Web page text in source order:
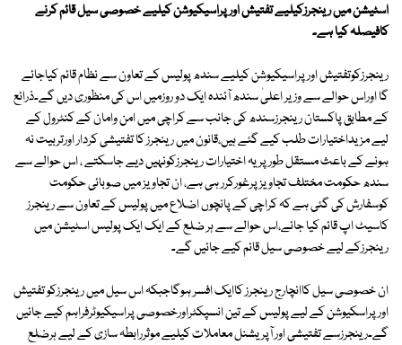
اسٹیشن میں رینجرزکیلیے تفتیش اورپراسیکیوشن کیلیے خصوصی سیل قائم کرنے
کافیصلہ کیا ہے۔
رینجرزکوتفتیش اور پراسیکیوشن کیلیے سندھ پولیس کے تعاون سے نظام قائم کیاجائے
گا اوراس حوالے سے وزیر اعلیٰ سندھ آئندہ ایک دو روزمیں اس کی منظوری دیں گے۔ذرائع
کے مطابق پاکستان رینجرزسندھ کی جانب سے کراچی میں امن وامان کے کنٹرول کے
لیے مزیداختیارات طلب کیے گئے ہیں،قانون میں رینجرز کا تفتیشی کردار اورتربیت نہ
ہونے کے باعث مستقل طور پر یہ اختیارات رینجرزکونہیں دیے جاسکتے ، اس حوالے سے
سندھ حکومت مختلف تجاویزپرغورکرر ہی ہے، ان تجاویز میں صوبائی حکومت
کوسفارش کی گئی ہے کہ کراچی کے پانچوں اضلاع میں پولیس کے تعاون سے رینجرز
کاسیٹ اپ قائم کیا جائے،اس حوالے سے ہر ضلع کے ایک ایک پولیس اسٹیشن میں
رینجرزکے لیے خصوصی سیل قائم کیے جائیں گے۔
ان خصوصی سیل کاانچارج رینجرز کاایک افسر ہوگاجبکہ اس سیل میں رینجرزکو تفتیش
اور پراسکیوشن کے لیے پولیس کے تین انسپکٹراورخصوصی پراسیکیوٹرفراہم کیے جائیں
گے۔رینجرزسے تفتیشی اور آپریشنل معاملات کیلیے موثررابطہ سازی کے لیے ہرضلع